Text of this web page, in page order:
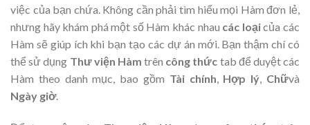
việc của bạn chứa. Không cần phải tìm hiểu mọi Hàm đơn lẻ,
nhưng hãy khám phá một số Hàm khác nhau các loạicủa các
Hàm sẽ giúp ích khi bạn tạo các dự án mới. Bạn thậm chí có
thể sử dụng Thư viện Hàm trên công thức tab để duyệt các
Hàm theo danh mục, bao gồm Tài chính, Hợp lý, Chữvà
Ngày giờ.